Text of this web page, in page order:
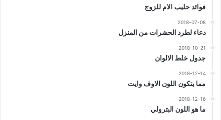
فوائد حليب الام للزوج
2018-07-08
دعاء لطرد الحشرات من المنزل
2018-10-21
جدول خلط الالوان
2018-12-14
مما يتكون اللون الاوف وايت
2018-12-16
ما هو اللون البترولي